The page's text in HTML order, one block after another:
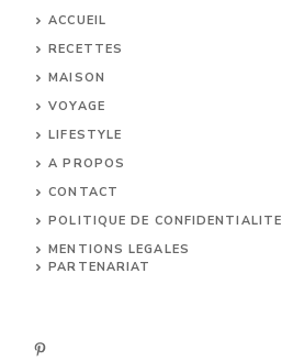
ACCUEIL
RECETTES
MAISON
VOYAGE
LIFESTYLE
A PROPOS
CONTACT
POLITIQUE DE CONFIDENTIALITE
MENTIONS LEGALES
PARTENARIAT